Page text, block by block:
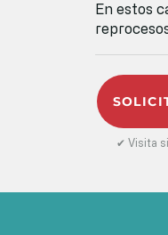
En estos
✔ Visita